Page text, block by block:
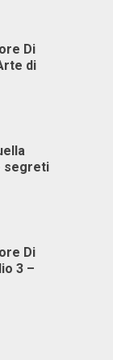
Di
di
segreti
Di
3 –